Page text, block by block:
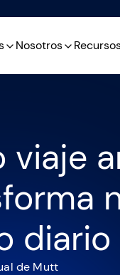
Nosotros
diario
de Mutt